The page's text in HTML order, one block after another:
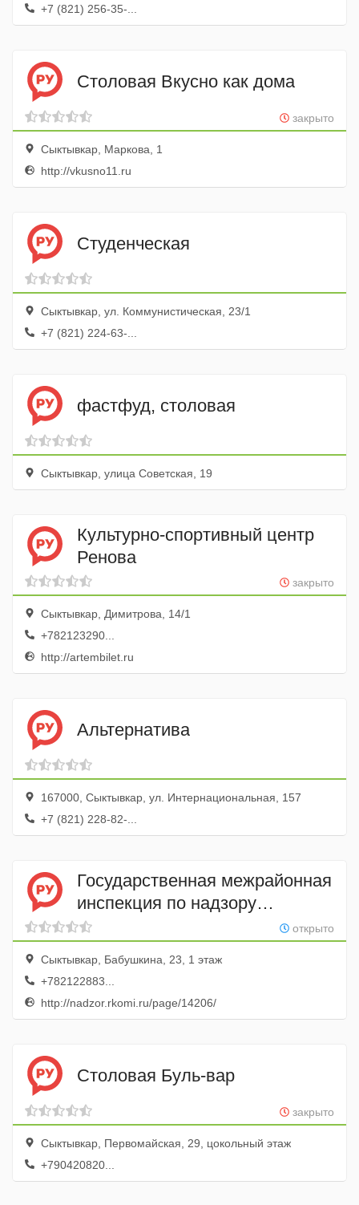
+7 (821) 256-35-...
Столовая Вкусно как дома
закрыто
Сыктывкар, Маркова, 1
http://vkusno11.ru
Студенческая
Сыктывкар, ул. Коммунистическая, 23/1
+7 (821) 224-63-...
фастфуд, столовая
Сыктывкар, улица Советская, 19
Культурно-спортивный центр
Ренова
закрыто
Сыктывкар, Димитрова, 14/1
+782123290...
http://artembilet.ru
Альтернатива
167000, Сыктывкар, ул. Интернациональная, 157
+7 (821) 228-82-...
Государственная межрайонная
инспекция по надзору
за техническим состоянием
самоходных машин и других
видов техники г. Сыктывкара
открыто
Сыктывкар, Бабушкина, 23, 1 этаж
+782122883...
http://nadzor.rkomi.ru/page/14206/
Столовая Буль-вар
закрыто
Сыктывкар, Первомайская, 29, цокольный этаж
+790420820...